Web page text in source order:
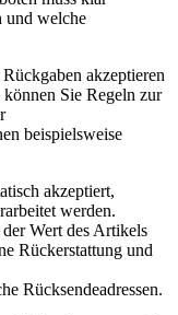
und welche
akzeptieren
Sie Regeln zur
beispielsweise
akzeptiert,
werden.
Wert des Artikels
Rückerstattung und
Rücksendeadressen.